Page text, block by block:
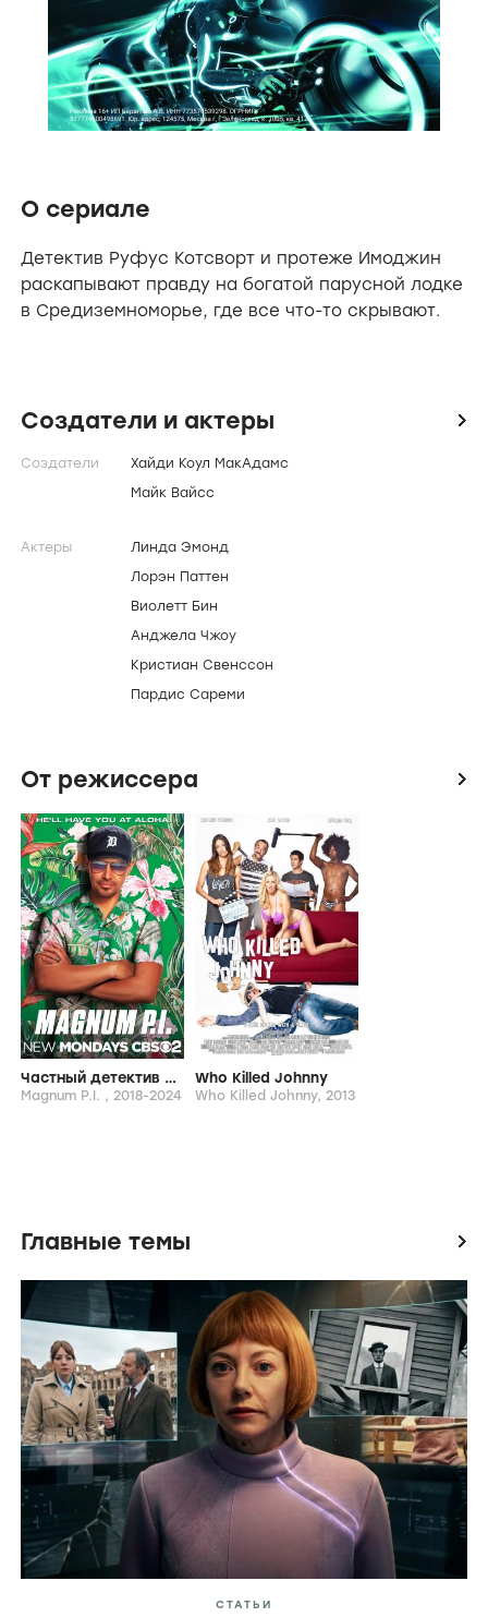
О сериале
Детектив Руфус Котсворт и протеже Имоджин
раскапывают правду на богатой парусной лодке
в Средиземноморье, где все что-то скрывают.
Создатели и актеры icon
Создатели
Хайди Коул МакАдамс
Майк Вайсс
Актеры
Линда Эмонд
Лорэн Паттен
Виолетт Бин
Анджела Чжоу
Кристиан Свенссон
Пардис Сареми
От режиссера icon
Частный детектив Магнум
Magnum P.I. , 2018-2024
Who Killed Johnny
Who Killed Johnny, 2013
Главные темы icon
СТАТЬИ